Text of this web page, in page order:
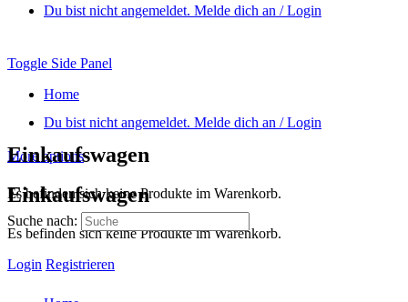
Du bist nicht angemeldet. Melde dich an / Login
Toggle Side Panel
Home
Du bist nicht angemeldet. Melde dich an / Login
More options
Einkaufswagen
Es befinden sich keine Produkte im Warenkorb.
Login Registrieren
Einkaufswagen
Es befinden sich keine Produkte im Warenkorb.
Suche nach: